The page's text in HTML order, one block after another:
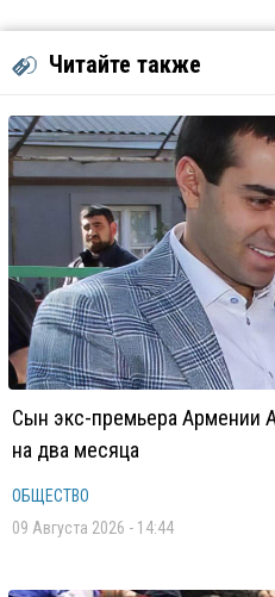
Читайте также
Сын экс-премьера Армении
на два месяца
ОБЩЕСТВО
09 Августа 2026 - 14:44